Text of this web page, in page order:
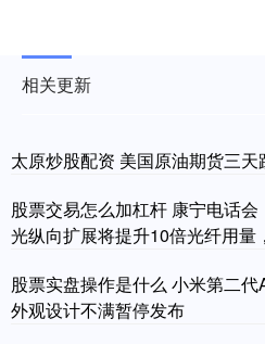
相关更新
太原炒股配资 美国原油期货三
股票交易怎么加杠杆 康宁电话会
光纵向扩展将提升10倍光纤用量
股票实盘操作是什么 小米第二
外观设计不满暂停发布